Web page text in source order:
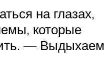
на глазах,
которые
— Выдыхаем